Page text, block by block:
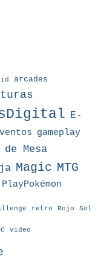
arcades
E-
gameplay
de Mesa
Magic MTG
PlayPokémon
retro Rojo Sol
video